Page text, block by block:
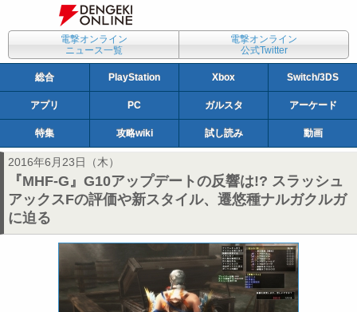
電撃オンライン
ニュース一覧
電撃オンライン
公式Twitter
総合 PlayStation Xbox Switch/3DS
アプリ PC ガルスタ アーケード
特集 攻略wiki 試し読み 動画
2016年6月23日（木）
『MHF-G』G10アップデートの反響は!? スラッシュ
アックスFの評価や新スタイル、遷悠種ナルガクルガ
に迫る